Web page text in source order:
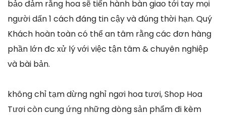
bảo đảm rằng hoa sẽ tiến hành bàn giao tới tay mọi
người dấn 1 cách đáng tin cậy và đúng thời hạn. Quý
Khách hoàn toàn có thể an tâm rằng các đơn hàng
phần lớn đc xử lý với việc tận tâm & chuyên nghiệp
và bài bản.
không chỉ tạm dừng nghỉ ngơi hoa tươi, Shop Hoa
Tươi còn cung ứng những dòng sản phẩm đi kèm